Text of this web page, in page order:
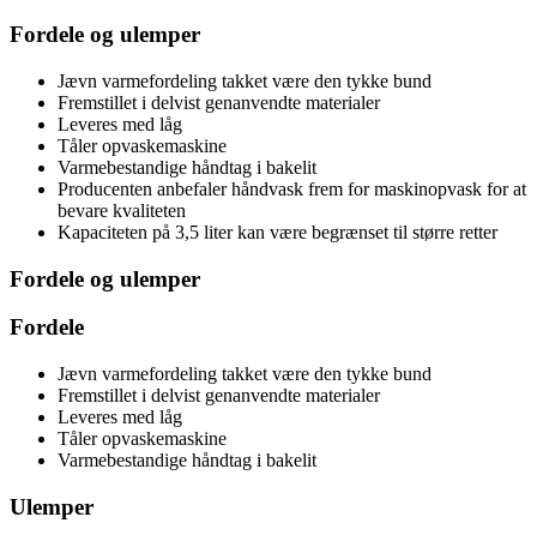
Fordele og ulemper
Jævn varmefordeling takket være den tykke bund
Fremstillet i delvist genanvendte materialer
Leveres med låg
Tåler opvaskemaskine
Varmebestandige håndtag i bakelit
Producenten anbefaler håndvask frem for maskinopvask for at
bevare kvaliteten
Kapaciteten på 3,5 liter kan være begrænset til større retter
Fordele og ulemper
Fordele
Jævn varmefordeling takket være den tykke bund
Fremstillet i delvist genanvendte materialer
Leveres med låg
Tåler opvaskemaskine
Varmebestandige håndtag i bakelit
Ulemper